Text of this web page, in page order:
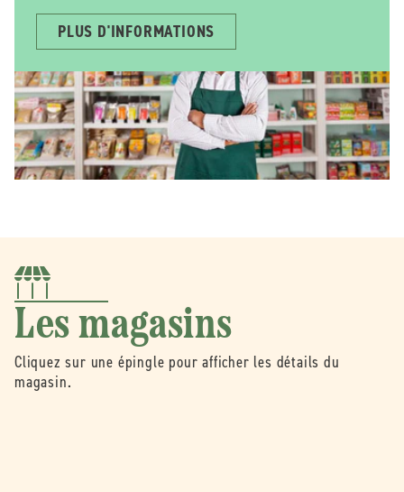
PLUS D'INFORMATIONS
Les magasins
Cliquez sur une épingle pour afficher les détails du
magasin.